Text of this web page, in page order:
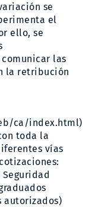
se
el
ello, se
las
la retribución
ca/index.html)
toda la
vías
autorizados)